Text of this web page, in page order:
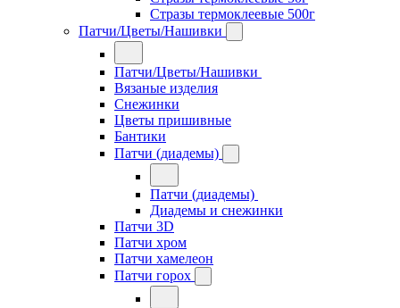
Стразы термоклеевые 500г
Патчи/Цветы/Нашивки
Патчи/Цветы/Нашивки
Вязаные изделия
Снежинки
Цветы пришивные
Бантики
Патчи (диадемы)
Патчи (диадемы)
Диадемы и снежинки
Патчи 3D
Патчи хром
Патчи хамелеон
Патчи горох